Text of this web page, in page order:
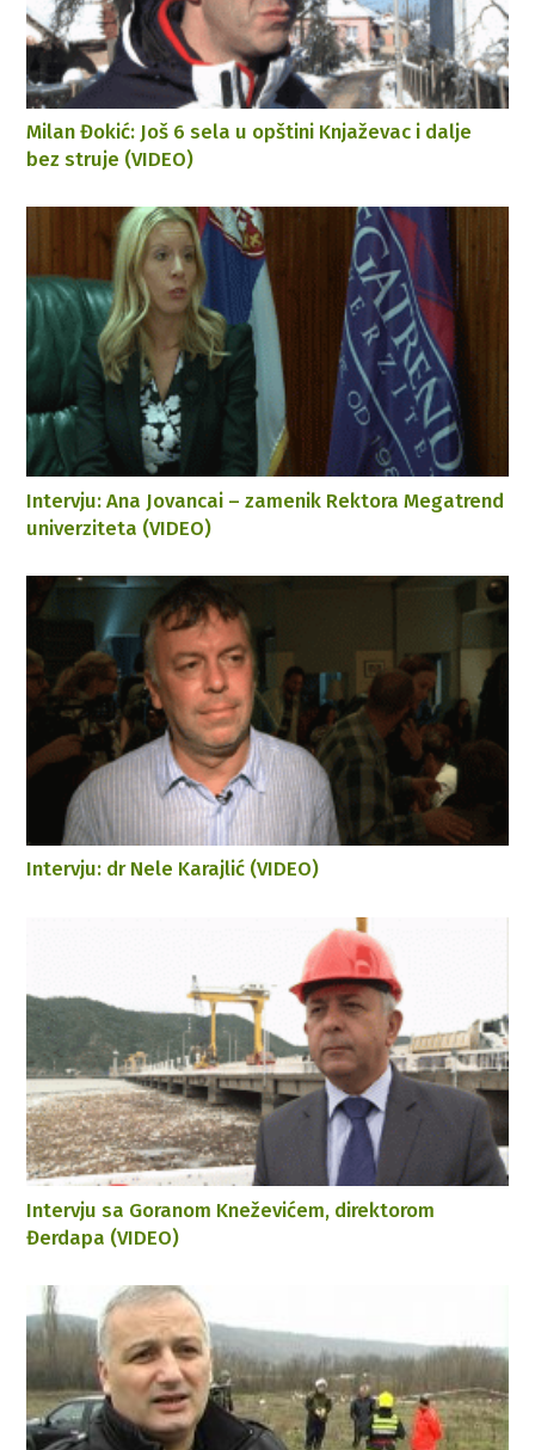
Milan Đokić: Još 6 sela u opštini Knjaževac i dalje
bez struje (VIDEO)
Intervju: Ana Jovancai – zamenik Rektora Megatrend
univerziteta (VIDEO)
Intervju: dr Nele Karajlić (VIDEO)
Intervju sa Goranom Kneževićem, direktorom
Đerdapa (VIDEO)